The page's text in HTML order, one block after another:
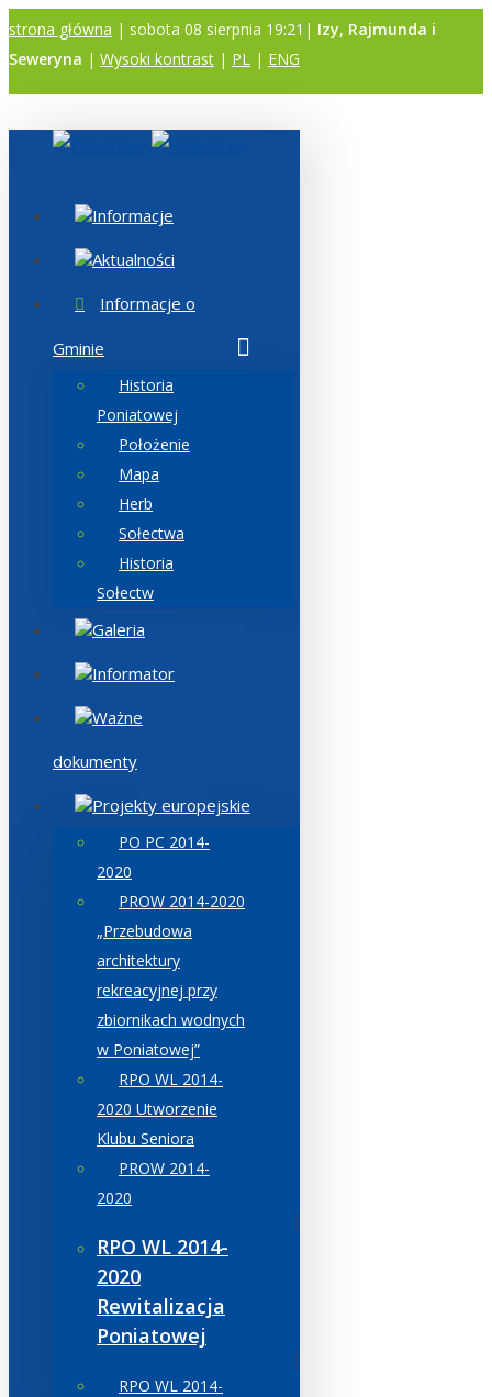
strona główna | sobota 08 sierpnia 19:21| Izy, Rajmunda i
Seweryna | Wysoki kontrast | PL | ENG
Informacje
Aktualności
Informacje o
Gminie
Historia
Poniatowej
Położenie
Mapa
Herb
Sołectwa
Historia
Sołectw
Galeria
Informator
Ważne
dokumenty
Projekty europejskie
PO PC 2014-
2020
PROW 2014-2020
„Przebudowa
architektury
rekreacyjnej przy
zbiornikach wodnych
w Poniatowej”
RPO WL 2014-
2020 Utworzenie
Klubu Seniora
PROW 2014-
2020
RPO WL 2014-
2020
Rewitalizacja
Poniatowej
RPO WL 2014-